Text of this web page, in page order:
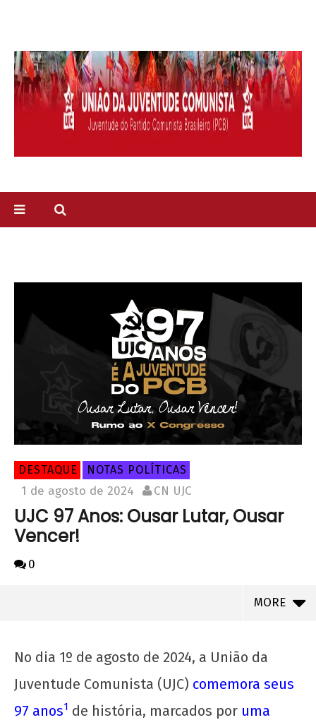
DESTAQUE NOTAS POLÍTICAS
1 de agosto de 2024 CN UJC
UJC 97 Anos: Ousar Lutar, Ousar
Vencer!
0
MORE
No dia 1º de agosto de 2024, a União da
Juventude Comunista (UJC) comemora seus
97 anos1 de história, marcados por uma